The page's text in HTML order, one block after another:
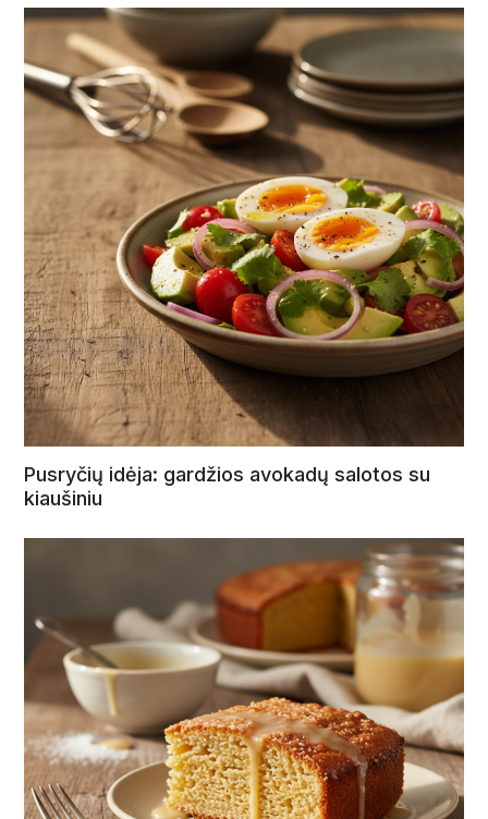
Pusryčių idėja: gardžios avokadų salotos su
kiaušiniu